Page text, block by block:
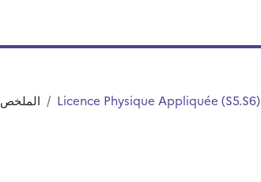
Licence Physique Appliquée (S5.S6) الملخص